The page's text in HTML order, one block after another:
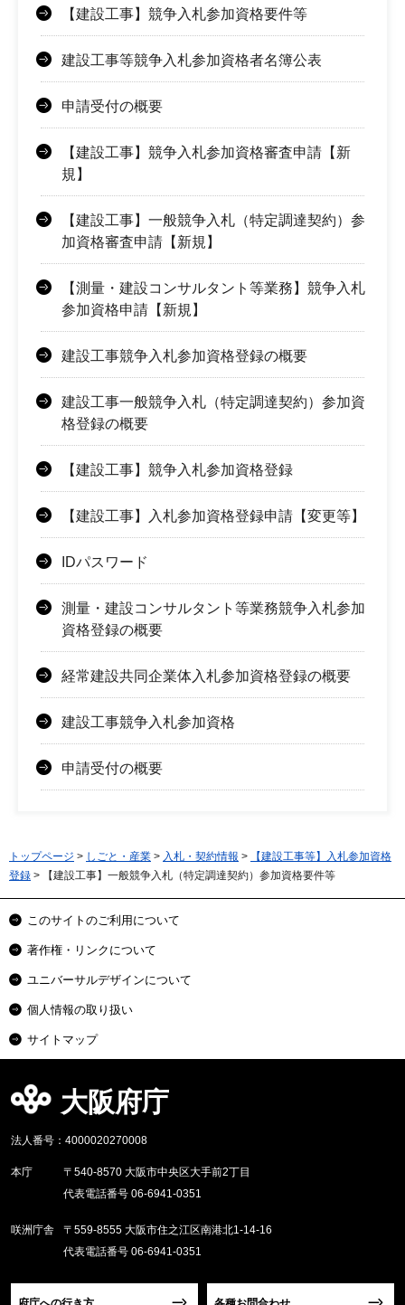
【建設工事】競争入札参加資格要件等
建設工事等競争入札参加資格者名簿公表
申請受付の概要
【建設工事】競争入札参加資格審査申請【新
規】
【建設工事】一般競争入札（特定調達契約）参
加資格審査申請【新規】
【測量・建設コンサルタント等業務】競争入札
参加資格申請【新規】
建設工事競争入札参加資格登録の概要
建設工事一般競争入札（特定調達契約）参加資
格登録の概要
【建設工事】競争入札参加資格登録
【建設工事】入札参加資格登録申請【変更等】
IDパスワード
測量・建設コンサルタント等業務競争入札参加
資格登録の概要
経常建設共同企業体入札参加資格登録の概要
建設工事競争入札参加資格
申請受付の概要
トップページ > しごと・産業 > 入札・契約情報 >
【建設工事等】入札参加資格
登録 > 【建設工事】一般競争入札（特定調達契約）参加資格要件等
このサイトのご利用について
著作権・リンクについて
ユニバーサルデザインについて
個人情報の取り扱い
サイトマップ
大阪府庁
法人番号：4000020270008
本庁
〒540-8570 大阪市中央区大手前2丁目
代表電話番号 06-6941-0351
咲洲庁舎
〒559-8555 大阪市住之江区南港北1-14-16
代表電話番号 06-6941-0351